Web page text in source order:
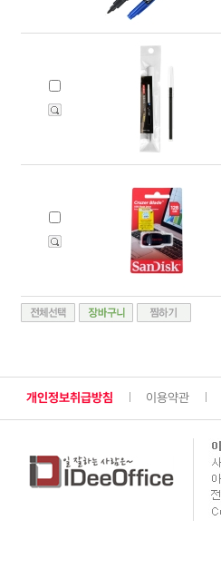
개인정보취급방침 이용약관